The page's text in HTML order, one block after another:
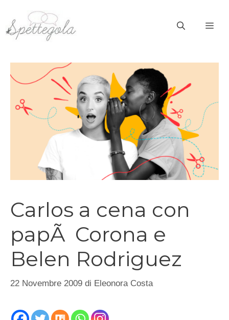
contenuto
Carlos a cena con
papÃ Corona e
Belen Rodriguez
22 Novembre 2009 di Eleonora Costa